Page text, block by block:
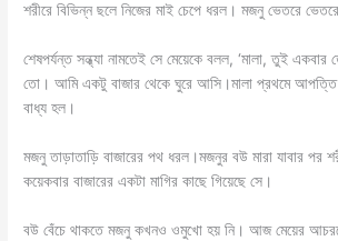
শরীরে বিভিন্ন ছলে নিজের মাই চেপে ধরল। মজনু ভেতরে
শেষপর্যন্ত সন্ধ্যা নামতেই সে মেয়েকে বলল, ‘মালা, তুই একবার
তো। আমি একটু বাজার থেকে ঘুরে আসি।মালা প্রথমে আপত্তি
বাধ্য হল।
মজনু তাড়াতাড়ি বাজারের পথ ধরল।মজনুর বউ মারা যাবার পর
কয়েকবার বাজারের একটা মাগির কাছে গিয়েছে সে।
বউ বেঁচে থাকতে মজনু কখনও ওমুখো হয় নি। আজ মেয়ের